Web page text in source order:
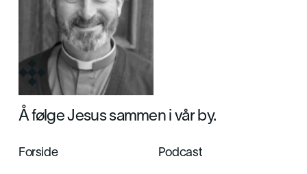
Å følge Jesus sammen i vår by.
Forside Podcast